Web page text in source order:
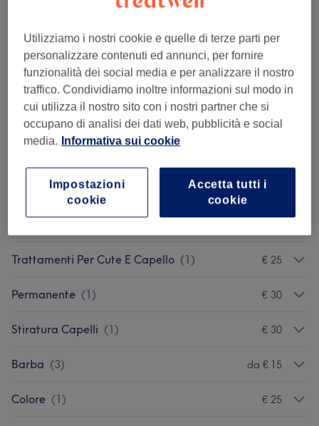
Dettagli importanti del trattamento
Taglio bambino 1-10 anni
15 min
Dettagli importanti del trattamento
€ 12 Seleziona
Sfoglia la lista dei servizi
Taglio Uomo (2) da € 15
Trattamenti Per Cute E Capello (1) € 25
Permanente (1) € 30
Stiratura Capelli (1) € 30
Barba (3) da € 15
Colore (1) € 25
Utilizziamo i nostri cookie e quelle di terze parti per
personalizzare contenuti ed annunci, per fornire
funzionalità dei social media e per analizzare il nostro
traffico. Condividiamo inoltre informazioni sul modo in
cui utilizza il nostro sito con i nostri partner che si
occupano di analisi dei dati web, pubblicità e social
media. Informativa sui cookie
Accetta tutti i
cookie
Impostazioni
cookie